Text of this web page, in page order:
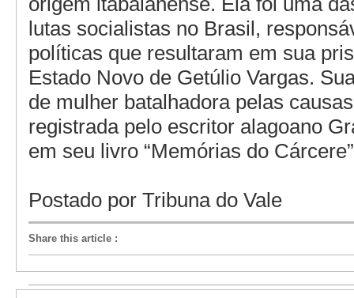
lutas socialistas no Brasil,
políticas que resultaram em sua
Estado Novo de Getúlio Vargas.
de mulher batalhadora pelas
registrada pelo escritor alagoano
em seu livro “Memórias do
Postado por Tribuna do Vale
Share this article :